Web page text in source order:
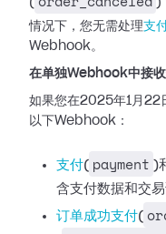
(
)
情况下，您无需处理支
Webhook。
在单独Webhook中接收
如果您在2025年1月22
以下Webhook：
支付( payment )
含支付数据和交易
订单成功支付(